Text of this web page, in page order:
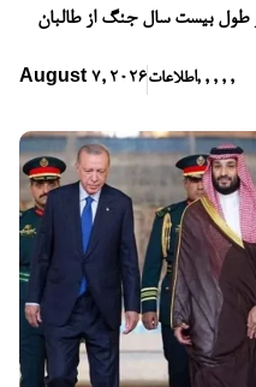
طول بیست سال جنگ از طالبان
August 7, 2026اطلاعات, , , , ,